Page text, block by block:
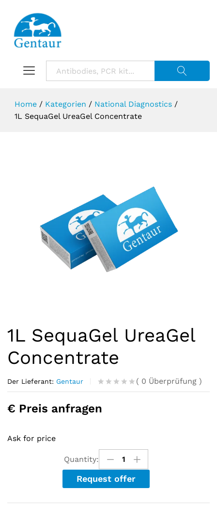
Home / Kategorien / National Diagnostics /
1L SequaGel UreaGel Concentrate
1L SequaGel UreaGel
Concentrate
Der Lieferant: Gentaur
R
t
u
o
f
5
b
s
0
( 0 Überprüfung )
€ Preis anfragen
Ask for price
Quantity:
Request offer